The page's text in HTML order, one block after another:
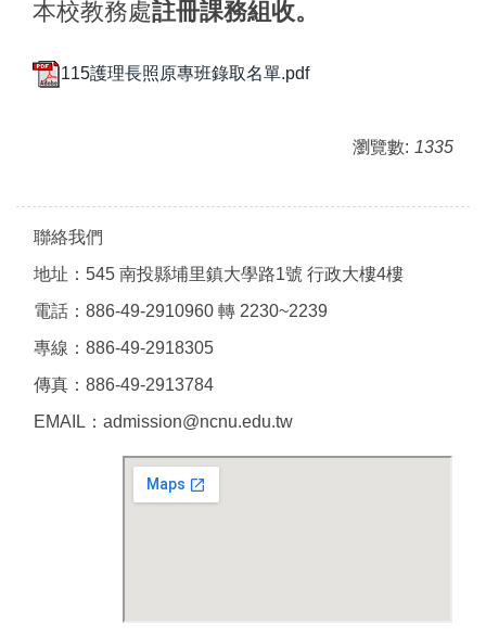
本校教務處註冊課務組收。
115護理長照原專班錄取名單.pdf
瀏覽數: 1335
聯絡我們
地址：545 南投縣埔里鎮大學路1號 行政大樓4樓
電話：886-49-2910960 轉 2230~2239
專線：886-49-2918305
傳真：886-49-2913784
EMAIL：admission@ncnu.edu.tw